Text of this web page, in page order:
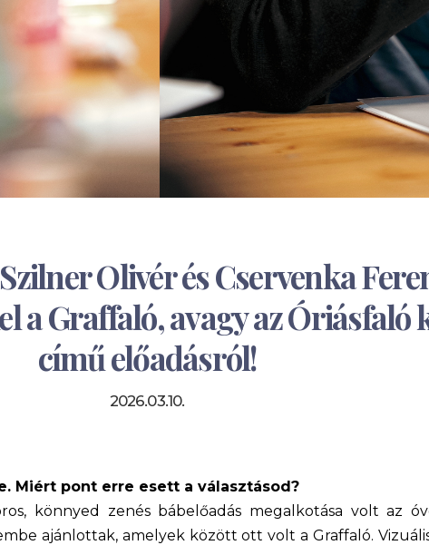
Olivér és Cservenka
a Graffaló, avagy az Óriásfaló
című előadásról!
2026.03.10.
Miért pont erre esett a választásod?
könnyed zenés bábelőadás megalkotása volt az
ajánlottak, amelyek között ott volt a Graffaló.